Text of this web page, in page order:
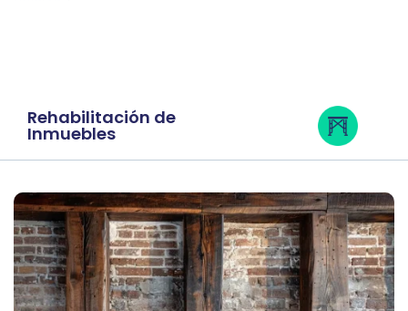
Rehabilitación de
Inmuebles